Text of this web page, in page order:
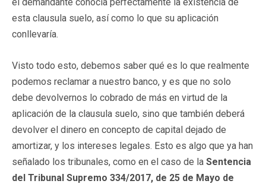
esta clausula suelo, así como lo que su aplicación
conllevaría.
Visto todo esto, debemos saber qué es lo que realmente
podemos reclamar a nuestro banco, y es que no solo
debe devolvernos lo cobrado de más en virtud de la
aplicación de la clausula suelo, sino que también deberá
devolver el dinero en concepto de capital dejado de
amortizar, y los intereses legales. Esto es algo que ya han
señalado los tribunales, como en el caso de la Sentencia
del Tribunal Supremo 334/2017, de 25 de Mayo de